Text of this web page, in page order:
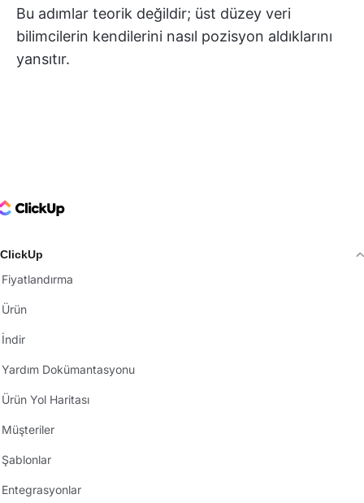
Bu adımlar teorik değildir; üst düzey veri
bilimcilerin kendilerini nasıl pozisyon aldıklarını
yansıtır.
Logo
ClickUp
Fiyatlandırma
Ürün
İndir
Yardım Dokümantasyonu
Ürün Yol Haritası
Müşteriler
Şablonlar
Entegrasyonlar